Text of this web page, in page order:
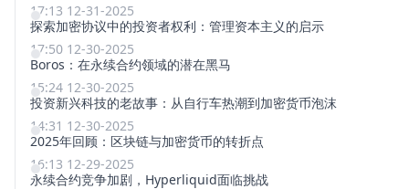
17:13 12-31-2025
探索加密协议中的投资者权利：管理资本主义的启示
17:50 12-30-2025
Boros：在永续合约领域的潜在黑马
15:24 12-30-2025
投资新兴科技的老故事：从自行车热潮到加密货币泡沫
14:31 12-30-2025
2025年回顾：区块链与加密货币的转折点
16:13 12-29-2025
永续合约竞争加剧，Hyperliquid面临挑战